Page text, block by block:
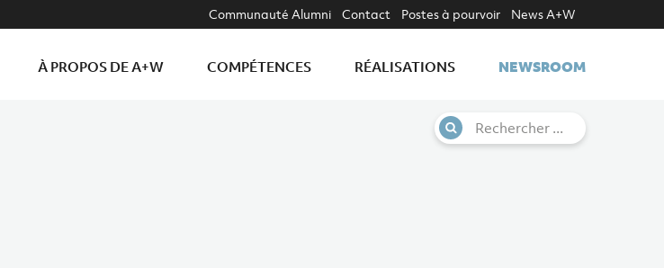
À PROPOS DE A+W COMPÉTENCES RÉALISATIONS NEWSROOM
Communauté Alumni Contact Postes à pourvoir News A+W